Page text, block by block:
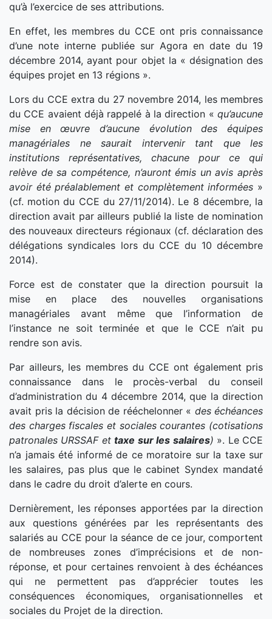
qu’à l’exercice de ses attributions.
En effet, les membres du CCE ont pris connaissance
d’une note interne publiée sur Agora en date du 19
décembre 2014, ayant pour objet la « désignation des
équipes projet en 13 régions ».
Lors du CCE extra du 27 novembre 2014, les membres
du CCE avaient déjà rappelé à la direction « qu’aucune
mise en œuvre d’aucune évolution des équipes
managériales ne saurait intervenir tant que les
institutions représentatives, chacune pour ce qui
relève de sa compétence, n’auront émis un avis après
avoir été préalablement et complètement informées »
(cf. motion du CCE du 27/11/2014). Le 8 décembre, la
direction avait par ailleurs publié la liste de nomination
des nouveaux directeurs régionaux (cf. déclaration des
délégations syndicales lors du CCE du 10 décembre
2014).
Force est de constater que la direction poursuit la
mise en place des nouvelles organisations
managériales avant même que l’information de
l’instance ne soit terminée et que le CCE n’ait pu
rendre son avis.
Par ailleurs, les membres du CCE ont également pris
connaissance dans le procès-verbal du conseil
d’administration du 4 décembre 2014, que la direction
avait pris la décision de rééchelonner « des échéances
des charges fiscales et sociales courantes (cotisations
patronales URSSAF ettaxe sur les salaires) ». Le CCE
n’a jamais été informé de ce moratoire sur la taxe sur
les salaires, pas plus que le cabinet Syndex mandaté
dans le cadre du droit d’alerte en cours.
Dernièrement, les réponses apportées par la direction
aux questions générées par les représentants des
salariés au CCE pour la séance de ce jour, comportent
de nombreuses zones d’imprécisions et de non-
réponse, et pour certaines renvoient à des échéances
qui ne permettent pas d’apprécier toutes les
conséquences économiques, organisationnelles et
sociales du Projet de la direction.